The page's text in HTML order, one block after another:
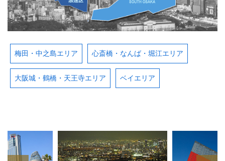
梅田・中之島エリア 心斎橋・なんば・堀江エリア
大阪城・鶴橋・天王寺エリア ベイエリア